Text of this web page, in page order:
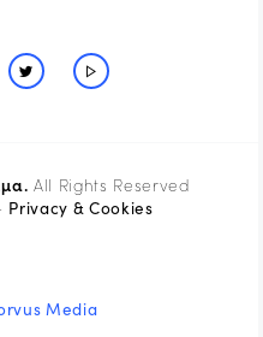
All Rights Reserved
Privacy & Cookies
Media